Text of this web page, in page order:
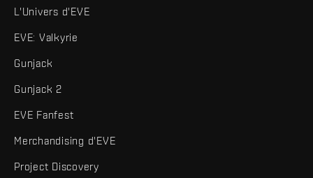
L'Univers d'EVE
EVE: Valkyrie
Gunjack
Gunjack 2
EVE Fanfest
Merchandising d'EVE
Project Discovery